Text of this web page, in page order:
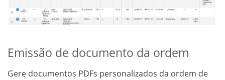
Emissão de documento da ordem
Gere documentos PDFs personalizados da ordem de